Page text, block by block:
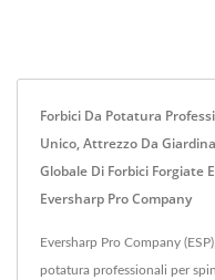
Forbici Da Potatura
Unico, Attrezzo Da
Globale Di Forbici Forgiate
Eversharp Pro Company
Eversharp Pro Company
potatura professionali per